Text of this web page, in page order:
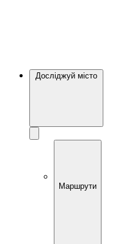
Досліджуй місто
Маршрути